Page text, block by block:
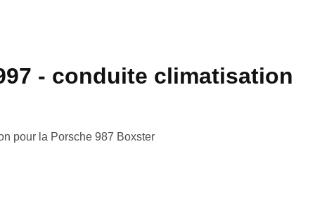
- conduite climatisation
pour la Porsche 987 Boxster